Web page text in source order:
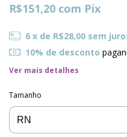
R$151,20 com Pix
6 x de R$28,00 sem
10% de desconto
Ver mais detalhes
Tamanho